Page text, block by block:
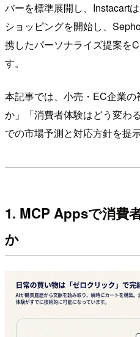
バーを標準展開し、Instacart
ショッピングを開始し、
携したパーソナライズ提案を
す。
本記事では、小売・EC企業
か」「消費者体験はどう変わ
での市場予測と対応方針を提示
1. MCP Appsで消費
か